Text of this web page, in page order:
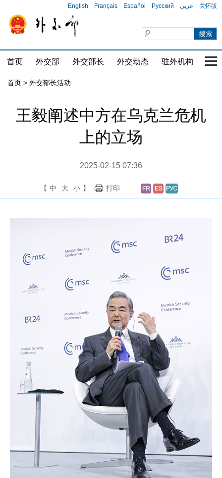
English Français Español Русский عربي 关怀版
首页 外交部 外交部长 外交动态 驻外机构 国
首页 > 外交部长活动
王毅阐述中方在乌克兰危机
上的立场
2025-02-15 07:36
【 中 大 小 】 打印